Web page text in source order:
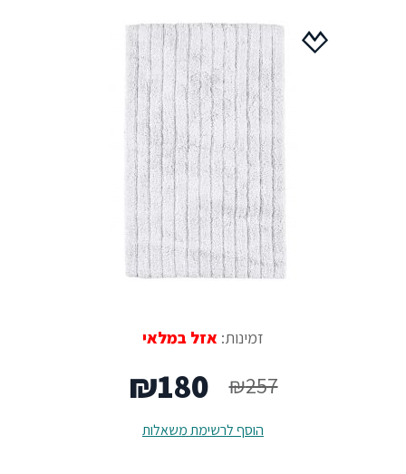
זמינות: אזל במלאי
₪257
המחיר
המקורי
₪180
הוסף לרשימת משאלות